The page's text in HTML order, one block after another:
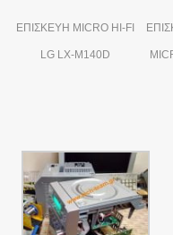
ΕΠΙΣΚΕΥΗ MICRO HI-FI
LG LX-M140D